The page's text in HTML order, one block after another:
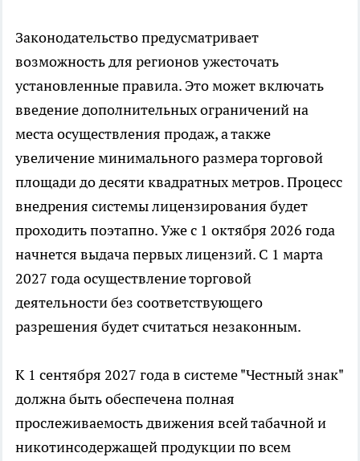
Законодательство предусматривает
возможность для регионов ужесточать
установленные правила. Это может включать
введение дополнительных ограничений на
места осуществления продаж, а также
увеличение минимального размера торговой
площади до десяти квадратных метров. Процесс
внедрения системы лицензирования будет
проходить поэтапно. Уже с 1 октября 2026 года
начнется выдача первых лицензий. С 1 марта
2027 года осуществление торговой
деятельности без соответствующего
разрешения будет считаться незаконным.
К 1 сентября 2027 года в системе "Честный знак"
должна быть обеспечена полная
прослеживаемость движения всей табачной и
никотинсодержащей продукции по всем